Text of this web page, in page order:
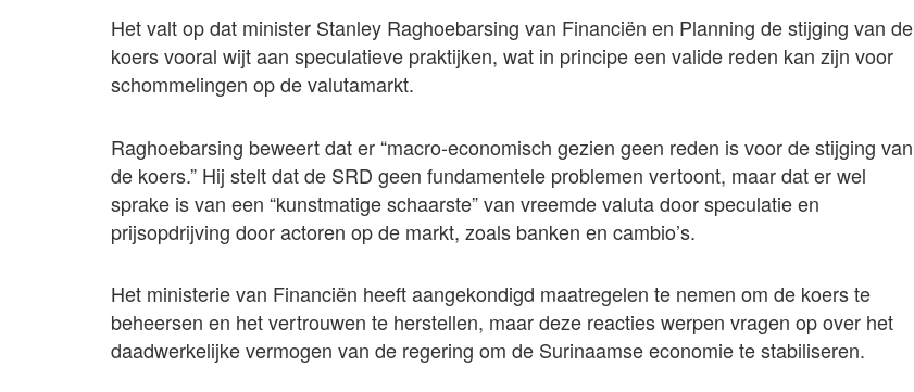
Het valt op dat minister Stanley Raghoebarsing van Financiën en Planning de stijging van de
koers vooral wijt aan speculatieve praktijken, wat in principe een valide reden kan zijn voor
schommelingen op de valutamarkt.
Raghoebarsing beweert dat er “macro-economisch gezien geen reden is voor de stijging van
de koers.” Hij stelt dat de SRD geen fundamentele problemen vertoont, maar dat er wel
sprake is van een “kunstmatige schaarste” van vreemde valuta door speculatie en
prijsopdrijving door actoren op de markt, zoals banken en cambio’s.
Het ministerie van Financiën heeft aangekondigd maatregelen te nemen om de koers te
beheersen en het vertrouwen te herstellen, maar deze reacties werpen vragen op over het
daadwerkelijke vermogen van de regering om de Surinaamse economie te stabiliseren.